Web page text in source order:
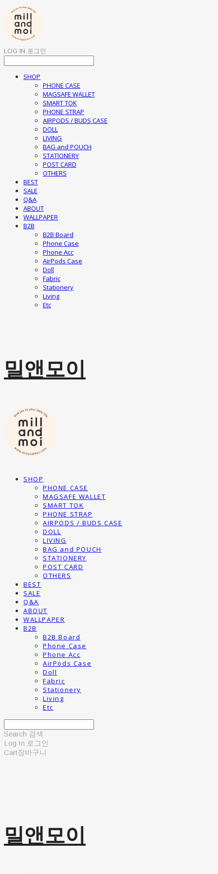
LOG IN 로그인
SHOP
PHONE CASE
MAGSAFE WALLET
SMART TOK
PHONE STRAP
AIRPODS / BUDS CASE
DOLL
LIVING
BAG and POUCH
STATIONERY
POST CARD
OTHERS
BEST
SALE
Q&A
ABOUT
WALLPAPER
B2B
B2B Board
Phone Case
Phone Acc
AirPods Case
Doll
Fabric
Stationery
Living
Etc
밀앤모이
SHOP
PHONE CASE
MAGSAFE WALLET
SMART TOK
PHONE STRAP
AIRPODS / BUDS CASE
DOLL
LIVING
BAG and POUCH
STATIONERY
POST CARD
OTHERS
BEST
SALE
Q&A
ABOUT
WALLPAPER
B2B
B2B Board
Phone Case
Phone Acc
AirPods Case
Doll
Fabric
Stationery
Living
Etc
Search 검색
Log In 로그인
Cart장바구니
밀앤모이